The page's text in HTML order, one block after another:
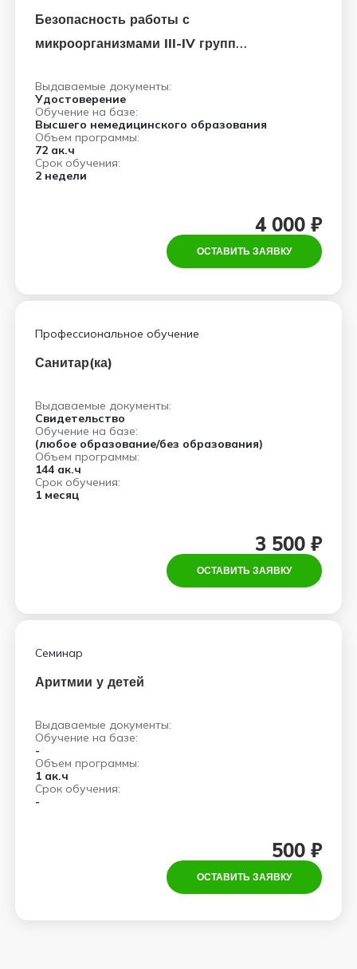
Безопасность работы с
микроорганизмами III-IV групп
Выдаваемые документы:
Удостоверение
Обучение на базе:
Высшего немедицинского образования
Объем программы:
72 ак.ч
Срок обучения:
2 недели
4 000 ₽
ОСТАВИТЬ ЗАЯВКУ
Профессиональное обучение
Санитар(ка)
Выдаваемые документы:
Свидетельство
Обучение на базе:
(любое образование/без образования)
Объем программы:
144 ак.ч
Срок обучения:
1 месяц
3 500 ₽
ОСТАВИТЬ ЗАЯВКУ
Семинар
Аритмии у детей
Выдаваемые документы:
Обучение на базе:
-
Объем программы:
1 ак.ч
Срок обучения:
-
500 ₽
ОСТАВИТЬ ЗАЯВКУ